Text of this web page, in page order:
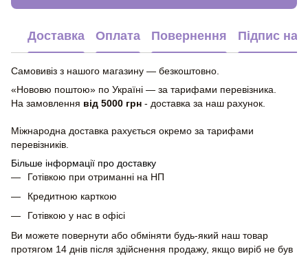
Доставка Оплата Повернення Підпис на
Самовивіз з нашого магазину — безкоштовно.
«Нововю поштою» по Україні — за тарифами перевізника.
На замовлення від 5000 грн - доставка за наш рахунок.
Міжнародна доставка рахується окремо за тарифами
перевізників.
Більше інформації про доставку
Готівкою при отриманні на НП
Кредитною карткою
Готівкою у нас в офісі
Ви можете повернути або обміняти будь-який наш товар
протягом 14 днів після здійснення продажу, якщо виріб не був